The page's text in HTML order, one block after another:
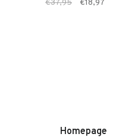
€37,95 €18,97
Homepage